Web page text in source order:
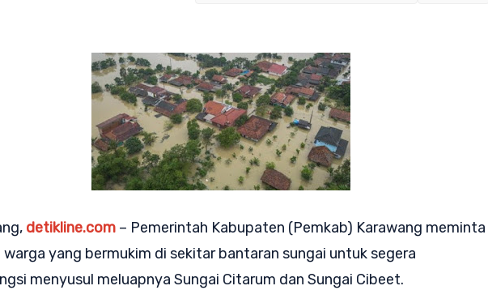
detikline.com– Pemerintah Kabupaten (Pemkab) Karawang meminta
warga yang bermukim di sekitar bantaran sungai untuk segera
menyusul meluapnya Sungai Citarum dan Sungai Cibeet.